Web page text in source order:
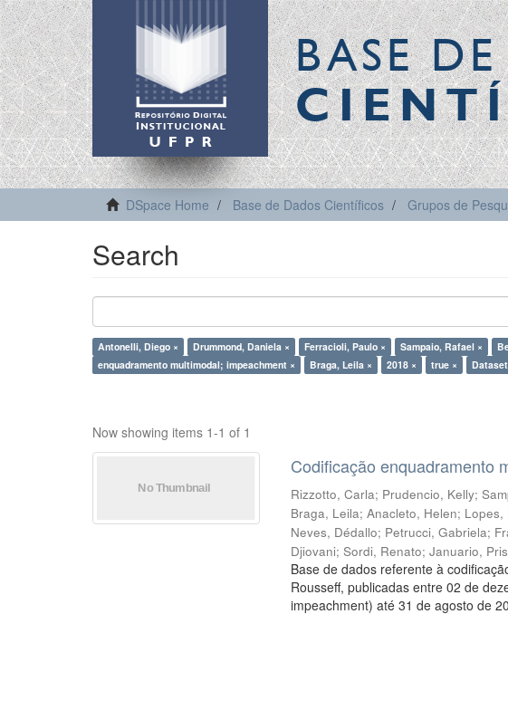
BASE
DSpace Home Base de Dados Científicos Grupos de
Search
Antonelli, Diego × Drummond, Daniela × Ferracioli, Paulo × Sampaio, Rafael ×
enquadramento multimodal; impeachment ×
Braga, Leila × 2018 × true ×
Now showing items 1-1 of 1
Codificação enquadramento
Rizzotto, Carla; Prudencio, Kelly;
Braga, Leila;Anacleto, Helen; Lopes,
Neves, Dédallo; Petrucci, Gabriela;
Djiovani;Sordi, Renato;Januario,
Base de dados referente à
Rousseff, publicadas entre 02 de
impeachment) até 31 de agosto de